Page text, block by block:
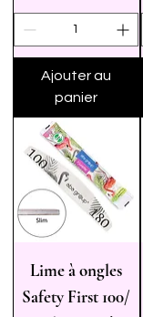
Ajouter au
panier
Lime à ongles
Safety First 100/